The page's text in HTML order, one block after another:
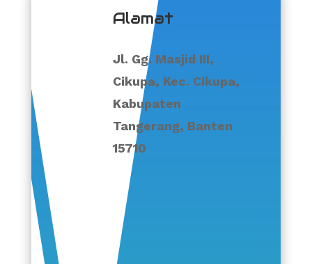
Alamat
Jl. Gg. Masjid III,
Cikupa, Kec. Cikupa,
Kabupaten
Tangerang, Banten
15710